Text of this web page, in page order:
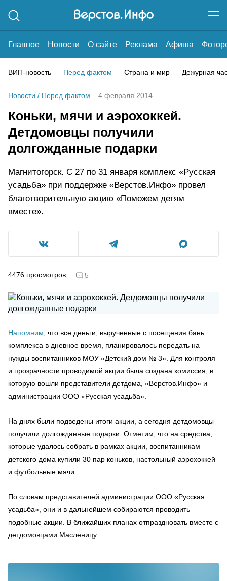
Главное Новости О сайте Реклама Афиша
ВИП-новость Перед фактом Страна и мир Дежурная
Новости / Перед фактом 4 февраля 2014
Коньки, мячи и аэрохоккей.
Детдомовцы получили
долгожданные подарки
Магнитогорск. С 27 по 31 января комплекс «Русская
усадьба» при поддержке «Верстов.Инфо» провел
благотворительную акцию «Поможем детям
вместе».
4476 просмотров 5
Напомним , что все деньги, вырученные с посещения бань
комплекса в дневное время, планировалось передать на
нужды воспитанников МОУ «Детский дом № 3». Для контроля
и прозрачности проводимой акции была создана комиссия, в
которую вошли представители детдома, «Верстов.Инфо» и
администрации ООО «Русская усадьба».
На днях были подведены итоги акции, а сегодня детдомовцы
получили долгожданные подарки. Отметим, что на средства,
которые удалось собрать в рамках акции, воспитанникам
детского дома купили 30 пар коньков, настольный аэрохоккей
и футбольные мячи.
По словам представителей администрации ООО «Русская
усадьба», они и в дальнейшем собираются проводить
подобные акции. В ближайших планах отпраздновать вместе с
детдомовцами Масленицу.